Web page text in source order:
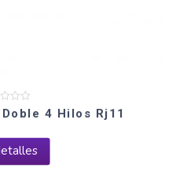
4 Hilos Rj11